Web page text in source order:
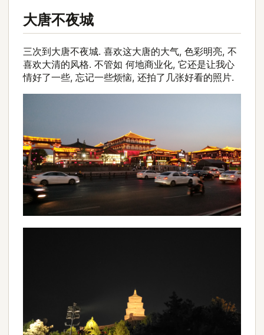
大唐不夜城
三次到大唐不夜城. 喜欢这大唐的大气, 色彩明亮, 不
喜欢大清的风格. 不管如 何地商业化, 它还是让我心
情好了一些, 忘记一些烦恼, 还拍了几张好看的照片.